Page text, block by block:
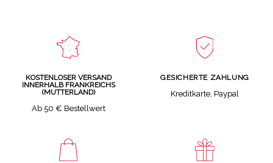
KOSTENLOSER VERSAND
INNERHALB FRANKREICHS
(MUTTERLAND)
Ab 50 € Bestellwert
GESICHERTE ZAHLUNG
Kreditkarte, Paypal